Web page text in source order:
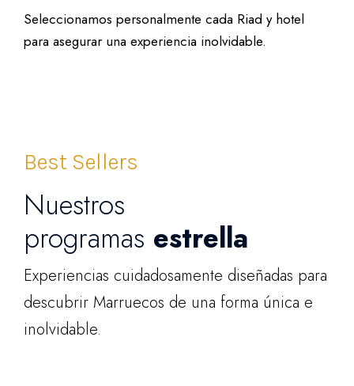
Seleccionamos personalmente cada Riad y hotel
para asegurar una experiencia inolvidable.
Best Sellers
Nuestros
programas estrella
Experiencias cuidadosamente diseñadas para
descubrir Marruecos de una forma única e
inolvidable.